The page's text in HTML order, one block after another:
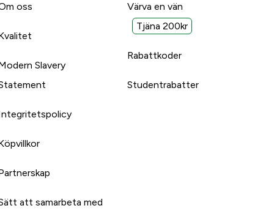
oss
Slavery
att samarbeta med
Värva en vän
Tjäna 200kr
Rabattkoder
Studentrabatter